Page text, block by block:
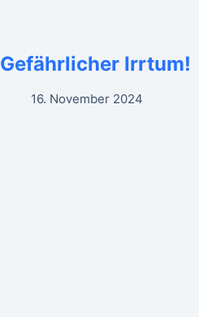
Gefährlicher Irrtum!
16. November 2024